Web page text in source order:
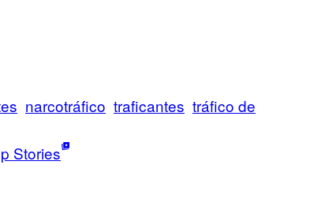
narcotráfico traficantes tráfico de
Stories